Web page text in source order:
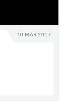
10 MAR 2017